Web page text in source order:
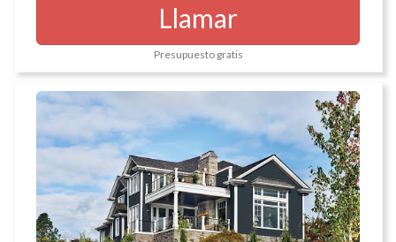
Llamar
Presupuesto gratis